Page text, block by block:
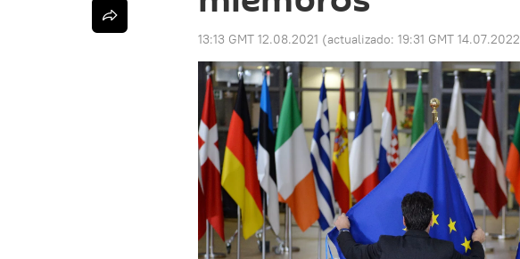
13:13 GMT 12.08.2021 (actualizado: 19:31 GMT 14.07.2022